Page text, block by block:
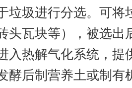
垃圾进行分选。可将
头瓦块等），被选出
入热解气化系统，提
酵后制营养土或制有